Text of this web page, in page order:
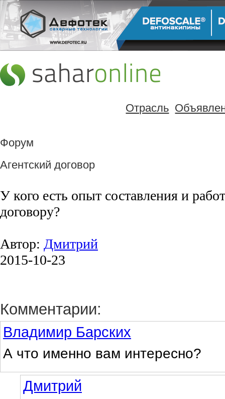
Отрасль
Форум
Агентский договор
У кого есть опыт составления и
договору?
Автор: Дмитрий
2015-10-23
Комментарии:
Владимир Барских
А что именно вам интересно?
Дмитрий